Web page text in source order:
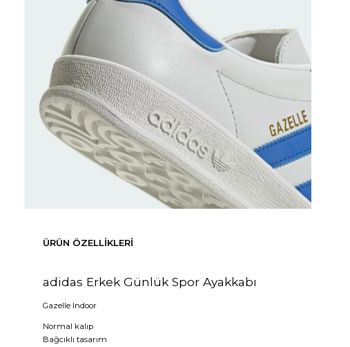
ÜRÜN ÖZELLIKLERI
adidas Erkek Günlük Spor Ayakkabı
Gazelle Indoor
Normal kalıp
Bağcıklı tasarım